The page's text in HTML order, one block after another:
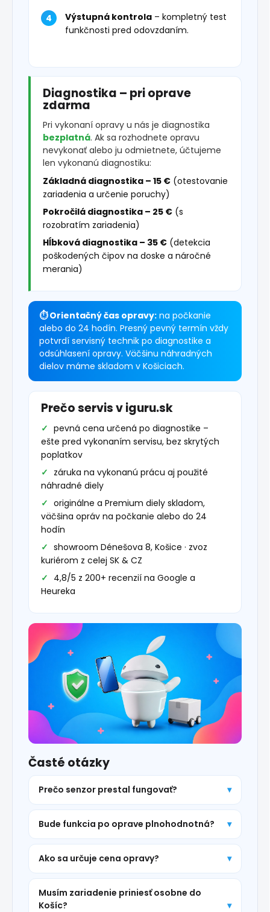
Výstupná kontrola – kompletný test
funkčnosti pred odovzdaním.
Diagnostika – pri oprave
zdarma
Pri vykonaní opravy u nás je diagnostika
bezplatná. Ak sa rozhodnete opravu
nevykonať alebo ju odmietnete, účtujeme
len vykonanú diagnostiku:
Základná diagnostika – 15 € (otestovanie
zariadenia a určenie poruchy)
Pokročilá diagnostika – 25 € (s
rozobratím zariadenia)
Hĺbková diagnostika – 35 € (detekcia
poškodených čipov na doske a náročné
merania)
⏱ Orientačný čas opravy: na počkanie
alebo do 24 hodín. Presný pevný termín vždy
potvrdí servisný technik po diagnostike a
odsúhlasení opravy. Väčšinu náhradných
dielov máme skladom v Košiciach.
Prečo servis v iguru.sk
pevná cena určená po diagnostike –
ešte pred vykonaním servisu, bez skrytých
poplatkov
záruka na vykonanú prácu aj použité
náhradné diely
originálne a Premium diely skladom,
väčšina opráv na počkanie alebo do 24
hodín
showroom Dénešova 8, Košice · zvoz
kuriérom z celej SK & CZ
4,8/5 z 200+ recenzií na Google a
Heureka
Časté otázky
Prečo senzor prestal fungovať?
Bude funkcia po oprave plnohodnotná?
Ako sa určuje cena opravy?
Musím zariadenie priniesť osobne do
Košíc?